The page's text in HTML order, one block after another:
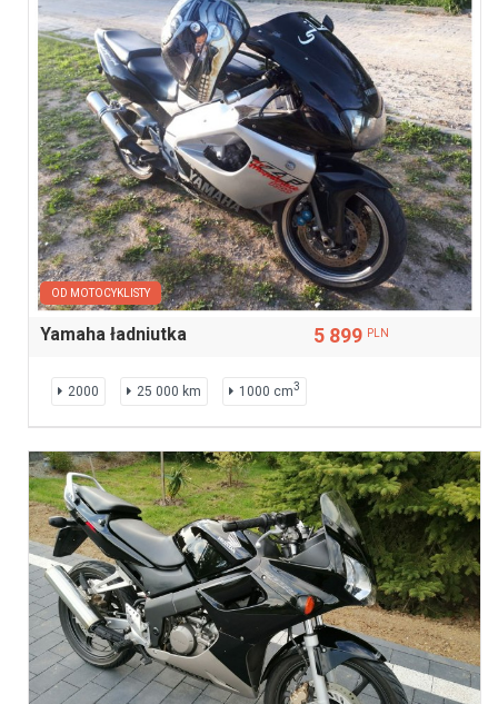
OD MOTOCYKLISTY
Yamaha ładniutka 5 899 PLN
2000 25 000 km 1000 cm3